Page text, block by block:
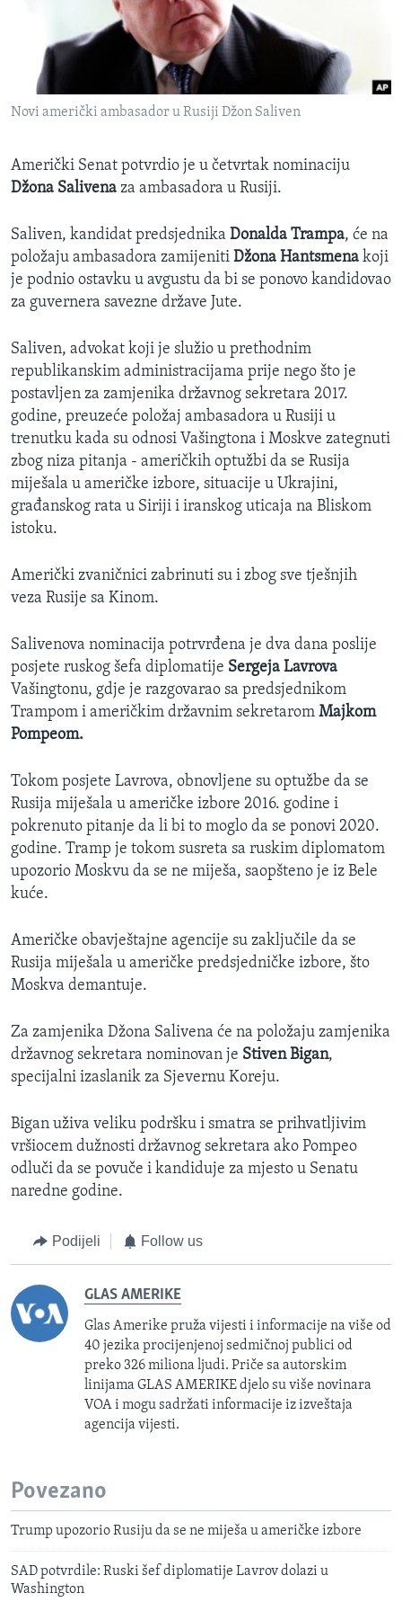
O GLASU AMERIKE
Learning English
Jezici
Novi američki ambasador u Rusiji Džon Saliven
Američki Senat potvrdio je u četvrtak nominaciju
Džona Salivena za ambasadora u Rusiji.
Saliven, kandidat predsjednika Donalda Trampa, će na
položaju ambasadora zamijeniti Džona Hantsmena koji
je podnio ostavku u avgustu da bi se ponovo kandidovao
za guvernera savezne države Jute.
Saliven, advokat koji je služio u prethodnim
republikanskim administracijama prije nego što je
postavljen za zamjenika državnog sekretara 2017.
godine, preuzeće položaj ambasadora u Rusiji u
trenutku kada su odnosi Vašingtona i Moskve zategnuti
zbog niza pitanja - američkih optužbi da se Rusija
miješala u američke izbore, situacije u Ukrajini,
građanskog rata u Siriji i iranskog uticaja na Bliskom
istoku.
Američki zvaničnici zabrinuti su i zbog sve tješnjih
veza Rusije sa Kinom.
Salivenova nominacija potrvrđena je dva dana poslije
posjete ruskog šefa diplomatije Sergeja Lavrova
Vašingtonu, gdje je razgovarao sa predsjednikom
Trampom i američkim državnim sekretarom Majkom
Pompeom.
Tokom posjete Lavrova, obnovljene su optužbe da se
Rusija miješala u američke izbore 2016. godine i
pokrenuto pitanje da li bi to moglo da se ponovi 2020.
godine. Tramp je tokom susreta sa ruskim diplomatom
upozorio Moskvu da se ne miješa, saopšteno je iz Bele
kuće.
Američke obavještajne agencije su zaključile da se
Rusija miješala u američke predsjedničke izbore, što
Moskva demantuje.
Za zamjenika Džona Salivena će na položaju zamjenika
državnog sekretara nominovan je Stiven Bigan,
specijalni izaslanik za Sjevernu Koreju.
Bigan uživa veliku podršku i smatra se prihvatljivim
vršiocem dužnosti državnog sekretara ako Pompeo
odluči da se povuče i kandiduje za mjesto u Senatu
naredne godine.
Podijeli Follow us
GLAS AMERIKE
Glas Amerike pruža vijesti i informacije na više od
40 jezika procijenjenoj sedmičnoj publici od
preko 326 miliona ljudi. Priče sa autorskim
linijama GLAS AMERIKE djelo su više novinara
VOA i mogu sadržati informacije iz izveštaja
agencija vijesti.
Povezano
Trump upozorio Rusiju da se ne miješa u američke izbore
SAD potvrdile: Ruski šef diplomatije Lavrov dolazi u
Washington